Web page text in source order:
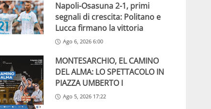
Napoli-Osasuna 2-1, primi
segnali di crescita: Politano e
Lucca firmano la vittoria
Ago 6, 2026 6:00
MONTESARCHIO, EL CAMINO
DEL ALMA: LO SPETTACOLO IN
PIAZZA UMBERTO I
Ago 5, 2026 17:22